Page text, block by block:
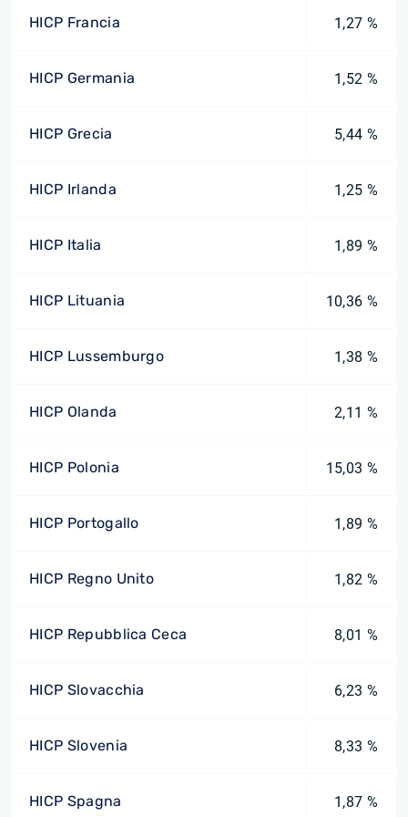
HICP Francia 1,27 %
HICP Germania 1,52 %
HICP Grecia 5,44 %
HICP Irlanda 1,25 %
HICP Italia 1,89 %
HICP Lituania 10,36 %
HICP Lussemburgo 1,38 %
HICP Olanda 2,11 %
HICP Polonia 15,03 %
HICP Portogallo 1,89 %
HICP Regno Unito 1,82 %
HICP Repubblica Ceca 8,01 %
HICP Slovacchia 6,23 %
HICP Slovenia 8,33 %
HICP Spagna 1,87 %